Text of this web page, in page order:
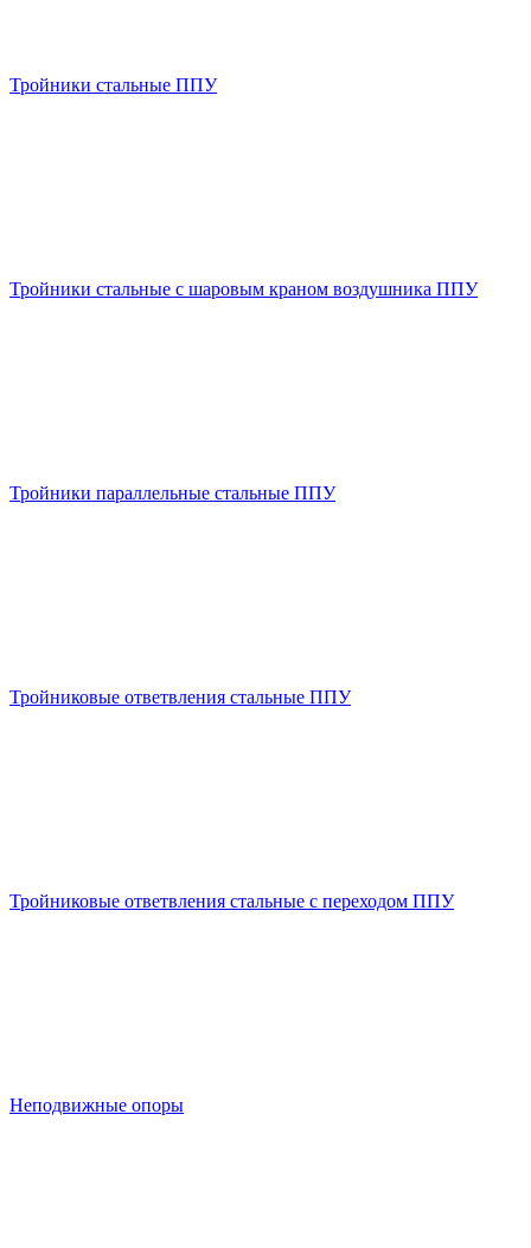
Тройники стальные ППУ
Тройники стальные с шаровым краном воздушника ППУ
Тройники параллельные стальные ППУ
Тройниковые ответвления стальные ППУ
Тройниковые ответвления стальные с переходом ППУ
Неподвижные опоры